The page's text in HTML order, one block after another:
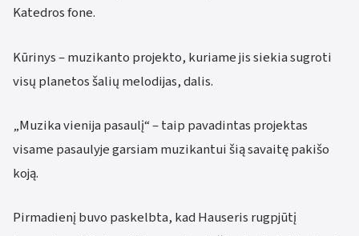
Katedros fone.
Kūrinys – muzikanto projekto, kuriame jis siekia sugroti
visų planetos šalių melodijas, dalis.
„Muzika vienija pasaulį“ – taip pavadintas projektas
visame pasaulyje garsiam muzikantui šią savaitę pakišo
koją.
Pirmadienį buvo paskelbta, kad Hauseris rugpjūtį